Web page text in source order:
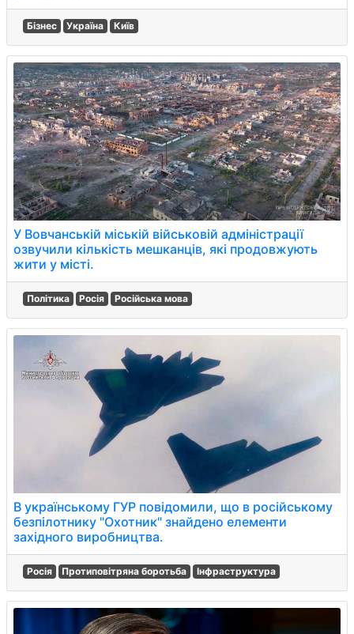
Бізнес Україна Київ
У Вовчанській міській військовій адміністрації
озвучили кількість мешканців, які продовжують
жити у місті.
Політика Росія Російська мова
В українському ГУР повідомили, що в російському
безпілотнику "Охотник" знайдено елементи
західного виробництва.
Росія Протиповітряна боротьба Інфраструктура